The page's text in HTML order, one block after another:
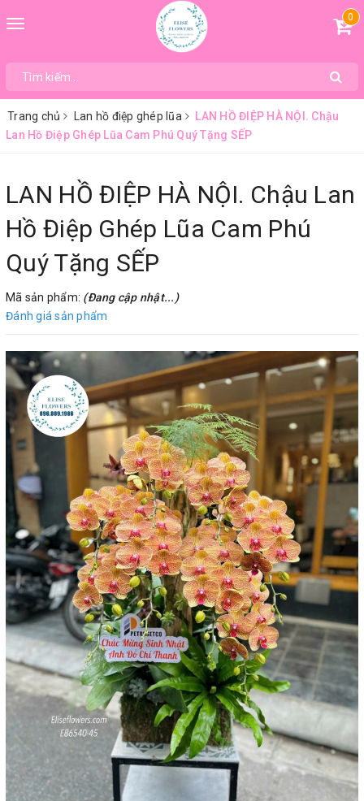
Toggle
0
Trang chủ Lan hồ điệp ghép lũa
LAN HỒ ĐIỆP HÀ NỘI. Chậu
Lan Hồ Điệp Ghép Lũa Cam Phú Quý Tặng SẾP
LAN HỒ ĐIỆP HÀ NỘI. Chậu Lan
Hồ Điệp Ghép Lũa Cam Phú
Quý Tặng SẾP
Mã sản phẩm: (Đang cập nhật...)
Đánh giá sản phẩm